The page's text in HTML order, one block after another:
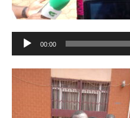
Lecteur
audio
00:00